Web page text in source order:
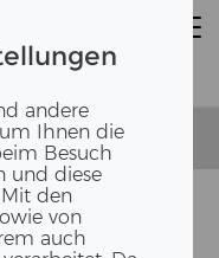
andere
um Ihnen die
Besuch
und diese
den
von
auch